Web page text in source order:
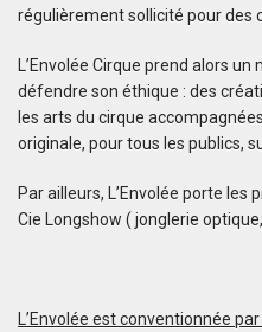
régulièrement sollicité pour des
L’Envolée Cirque prend alors
défendre son éthique : des
les arts du cirque
originale, pour tous les publics,
Par ailleurs, L’Envolée porte les
Cie Longshow ( jonglerie
L’Envolée est conventionnée